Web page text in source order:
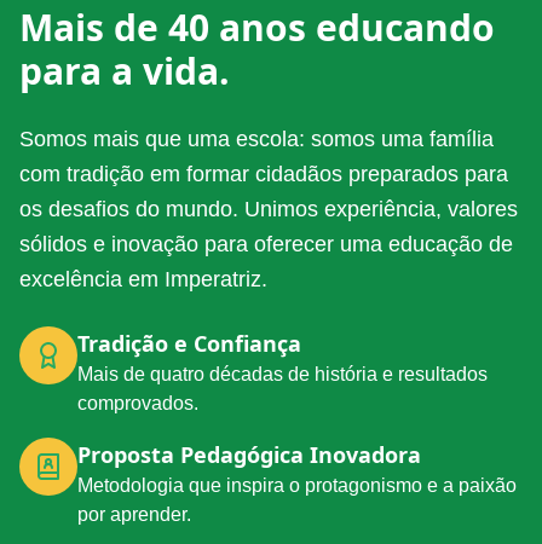
Mais de 40 anos educando
para a vida.
Somos mais que uma escola: somos uma família
com tradição em formar cidadãos preparados para
os desafios do mundo. Unimos experiência, valores
sólidos e inovação para oferecer uma educação de
excelência em Imperatriz.
Tradição e Confiança
Mais de quatro décadas de história e resultados
comprovados.
Proposta Pedagógica Inovadora
Metodologia que inspira o protagonismo e a paixão
por aprender.